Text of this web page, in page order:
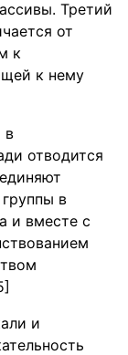
Третий
от
к
к нему
в
отводится
в
и вместе с
и